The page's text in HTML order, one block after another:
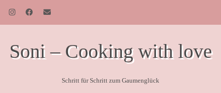
Soni – Cooking with love
Schritt für Schritt zum Gaumenglück